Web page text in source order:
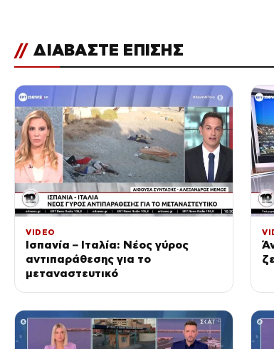
// ΔΙΑΒΑΣΤΕ ΕΠΙΣΗΣ
VIDEO
Ισπανία – Ιταλία: Νέος γύρος
αντιπαράθεσης για το
μεταναστευτικό